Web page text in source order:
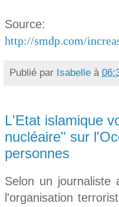
Source:
http://smdp.com/
Publié par Isabelle à
L'Etat islamique
nucléaire" sur
personnes
Selon un journaliste
l'organisation